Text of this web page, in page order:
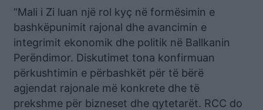
“Mali i Zi luan një rol kyç në formësimin e
bashkëpunimit rajonal dhe avancimin e
integrimit ekonomik dhe politik në Ballkanin
Perëndimor. Diskutimet tona konfirmuan
përkushtimin e përbashkët për të bërë
agjendat rajonale më konkrete dhe të
prekshme për bizneset dhe qytetarët. RCC do